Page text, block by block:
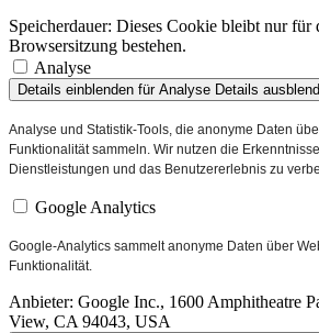
Speicherdauer: Dieses Cookie bleibt nur für
Browsersitzung bestehen.
Analyse
Details einblenden für Analyse Details
Analyse und Statistik-Tools, die anonyme Daten
Funktionalität sammeln. Wir nutzen die
Dienstleistungen und das Benutzererlebnis zu
Google Analytics
Google-Analytics sammelt anonyme Daten über
Funktionalität.
Anbieter: Google Inc., 1600 Amphitheatre
View, CA 94043, USA